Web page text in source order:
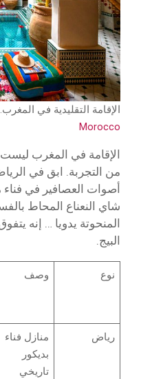
الإقامة التقليدية في
Morocco
الإقامة في المغرب
من التجربة. ابق في
أصوات العصافير في
شاي النعناع المحاط
المنحوتة يدويا … إنه
البيج.
نوع وصف
رياض
منازل فناء
بديكور
تاريخي